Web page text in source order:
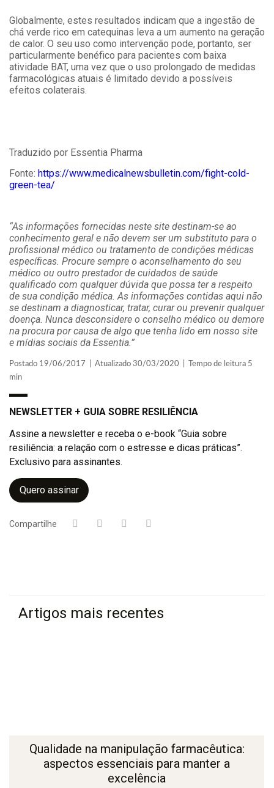
Globalmente, estes resultados indicam que a ingestão de
chá verde rico em catequinas leva a um aumento na geração
de calor. O seu uso como intervenção pode, portanto, ser
particularmente benéfico para pacientes com baixa
atividade BAT, uma vez que o uso prolongado de medidas
farmacológicas atuais é limitado devido a possíveis
efeitos colaterais.
Traduzido por Essentia Pharma
Fonte: https://www.medicalnewsbulletin.com/fight-cold-
green-tea/
“As informações fornecidas neste site destinam-se ao
conhecimento geral e não devem ser um substituto para o
profissional médico ou tratamento de condições médicas
específicas. Procure sempre o aconselhamento do seu
médico ou outro prestador de cuidados de saúde
qualificado com qualquer dúvida que possa ter a respeito
de sua condição médica. As informações contidas aqui não
se destinam a diagnosticar, tratar, curar ou prevenir qualquer
doença. Nunca desconsidere o conselho médico ou demore
na procura por causa de algo que tenha lido em nosso site
e mídias sociais da Essentia.”
Postado 19/06/2017 | Atualizado 30/03/2020 | Tempo de leitura 5
min
NEWSLETTER + GUIA SOBRE RESILIÊNCIA
Assine a newsletter e receba o e-book “Guia sobre
resiliência: a relação com o estresse e dicas práticas”.
Exclusivo para assinantes.
Quero assinar
Compartilhe
Artigos mais recentes
Qualidade na manipulação farmacêutica:
aspectos essenciais para manter a
excelência